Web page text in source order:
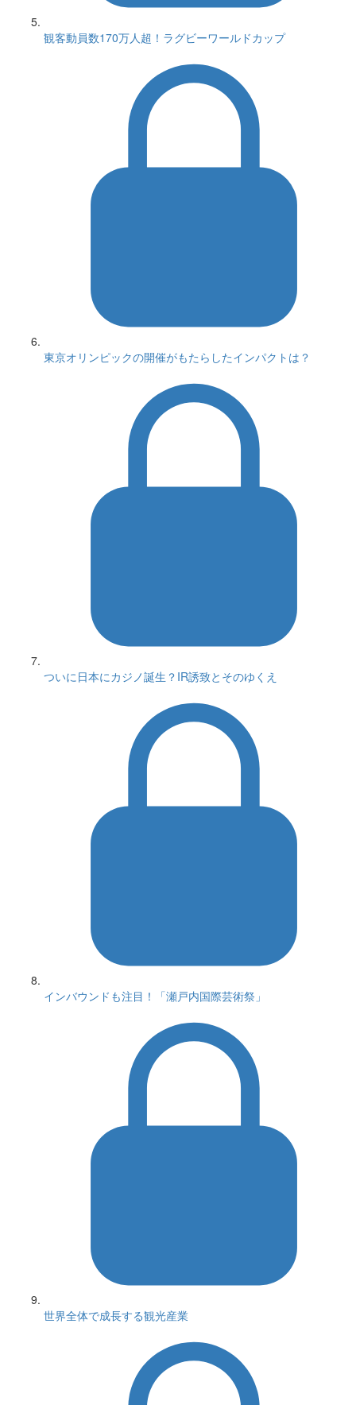
観客動員数170万人超！ラグビーワールドカップ
東京オリンピックの開催がもたらしたインパクトは？
ついに日本にカジノ誕生？IR誘致とそのゆくえ
インバウンドも注目！「瀬戸内国際芸術祭」
世界全体で成長する観光産業